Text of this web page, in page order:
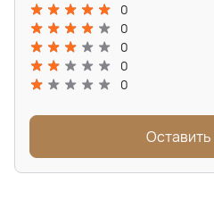
0
0
0
0
0
Оставить